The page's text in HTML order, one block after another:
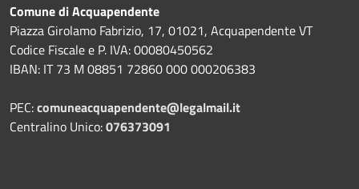
Comune di Acquapendente
Piazza Girolamo Fabrizio, 17, 01021, Acquapendente VT
Codice Fiscale e P. IVA: 00080450562
IBAN: IT 73 M 08851 72860 000 000206383
PEC:comuneacquapendente@legalmail.it
Centralino Unico:076373091